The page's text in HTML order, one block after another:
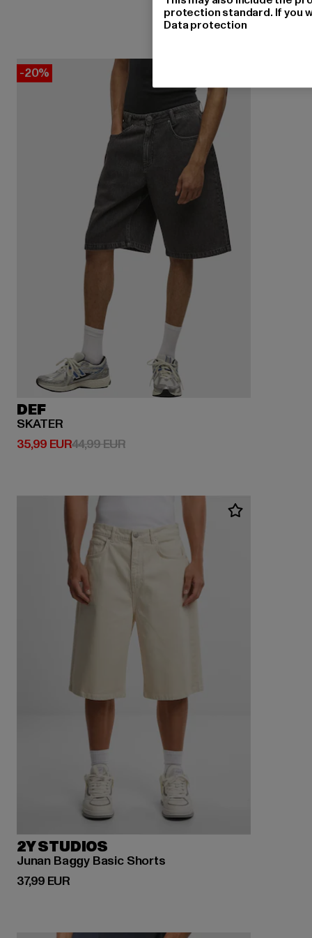
-20%
DEF
SKATER
35,99 EUR
Derzeitiger Preis: 35,99 EUR
44,99 EURAktionspreis: 44,99 EUR
2Y STUDIOS
Junan Baggy Basic Shorts
37,99 EUR
Derzeitiger Preis: 37,99 EUR
protection standard. If you
Data protection